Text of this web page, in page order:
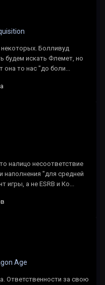
некоторых. Болливуд
будем искать Флемет, но
она то нас "до боли...
налицо несоответствие
наполнения "для средней
игры, а не ESRB и Ко...
Age
Ответственности за свою